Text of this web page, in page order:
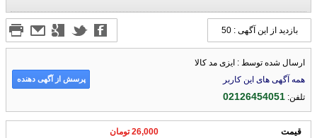
بازدید از این آگهی : 50
ارسال شده توسط : ایزی مد کالا
همه آگهی های این کاربر
تلفن:02126454051
پرسش از آگهی دهنده
قیمت 26,000 تومان